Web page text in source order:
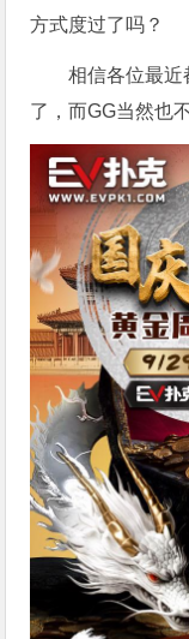
方式度过了吗？
相信各位最近
了，而GG当然也